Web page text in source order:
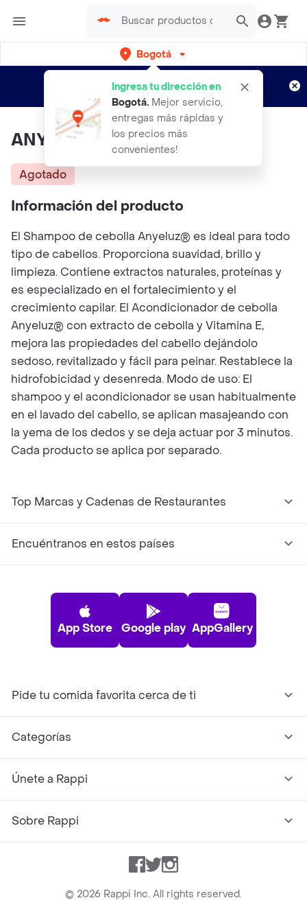
Bogotá
Ingresa tu dirección en
Bogotá. Mejor servicio,
entregas más rápidas y
los precios más
convenientes!
envíos gratis por semanas
Aplican TyC
ANYELUZ Kit Duo De Cebolla
Agotado
Información del producto
El Shampoo de cebolla Anyeluz® es ideal para todo
tipo de cabellos. Proporciona suavidad, brillo y
limpieza. Contiene extractos naturales, proteínas y
es especializado en el fortalecimiento y el
crecimiento capilar. El Acondicionador de cebolla
Anyeluz® con extracto de cebolla y Vitamina E,
mejora las propiedades del cabello dejándolo
sedoso, revitalizado y fácil para peinar. Restablece la
hidrofobicidad y desenreda. Modo de uso: El
shampoo y el acondicionador se usan habitualmente
en el lavado del cabello, se aplican masajeando con
la yema de los dedos y se deja actuar por 3 minutos.
Cada producto se aplica por separado.
Top Marcas y Cadenas de Restaurantes
Encuéntranos en estos países
App Store Google play AppGallery
Pide tu comida favorita cerca de ti
Categorías
Únete a Rappi
Sobre Rappi
Facebook
TwitterInstagram
© 2026 Rappi Inc. All rights reserved.